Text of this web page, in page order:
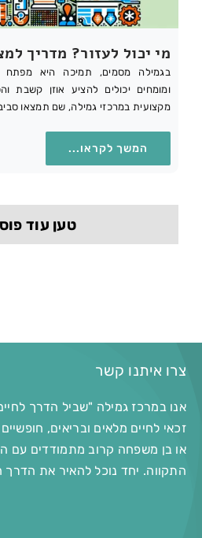
בגמילה מסמים, תמיכה היא
ומומחים יכולים להציע אוזן קשבת
מקצועית במרכזי גמילה, שם תמצאו
המשך לקראו...
טען עוד
צרו איתנו קשר
אנו במרכז גמילה "שביל הדרך
זכאי לחיים מלאים ובריאים,
או בן משפחה קרוב מתמודדים עם
התקווה. יחד נוכל להאיר את הדרך